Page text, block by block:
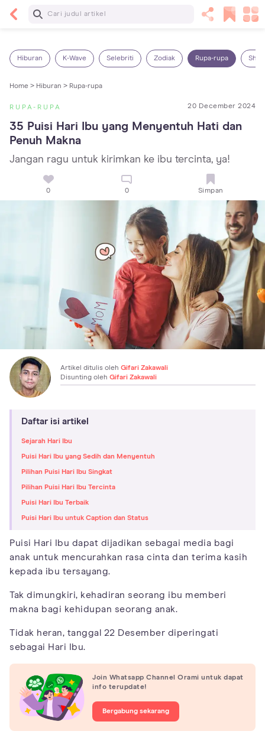
Baca Selanjutnya
Hiburan K-Wave Selebriti Zodiak Rupa-rupa
Home > Hiburan > Rupa-rupa
RUPA-RUPA 20 December 2024
35 Puisi Hari Ibu yang Menyentuh Hati dan
Penuh Makna
Jangan ragu untuk kirimkan ke ibu tercinta, ya!
0 0 Simpan
Artikel ditulis oleh Gifari Zakawali
Disunting oleh Gifari Zakawali
Daftar isi artikel
Sejarah Hari Ibu
Puisi Hari Ibu yang Sedih dan Menyentuh
Pilihan Puisi Hari Ibu Singkat
Pilihan Puisi Hari Ibu Tercinta
Puisi Hari Ibu Terbaik
Puisi Hari Ibu untuk Caption dan Status
Puisi Hari Ibu dapat dijadikan sebagai media bagi
anak untuk mencurahkan rasa cinta dan terima kasih
kepada ibu tersayang.
Tak dimungkiri, kehadiran seorang ibu memberi
makna bagi kehidupan seorang anak.
Tidak heran, tanggal 22 Desember diperingati
sebagai Hari Ibu.
Join Whatsapp Channel Orami untuk dapat
info terupdate!
Bergabung sekarang